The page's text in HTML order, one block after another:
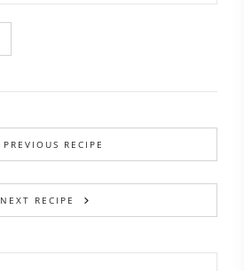
PREVIOUS RECIPE
NEXT RECIPE